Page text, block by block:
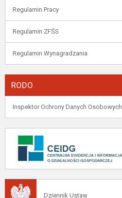
Regulamin Pracy
Regulamin ZFŚS
Regulamin Wynagradzania
RODO
Inspektor Ochrony Danych Osobowych
Dziennik Ustaw